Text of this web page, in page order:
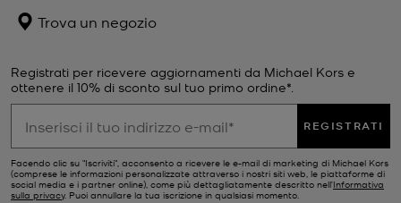
Trova un negozio
Registrati per ricevere aggiornamenti da Michael Kors e
ottenere il 10% di sconto sul tuo primo ordine*.
REGISTRATI
Facendo clic su "Iscriviti", acconsento a ricevere le e-mail di marketing di Michael Kors
(comprese le informazioni personalizzate attraverso i nostri siti web, le piattaforme di
social media e i partner online), come più dettagliatamente descritto nell’Informativa
sulla privacy. Puoi annullare la tua iscrizione in qualsiasi momento.